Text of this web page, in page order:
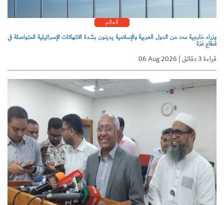
العالم
وزراء خارجية عدد من الدول العربية والإسلامية يدينون بشدة الانتهاكات الإسرائيلية المتواصلة في
قطاع غزة
06 Aug 2026 | قراءة 3 دقائق